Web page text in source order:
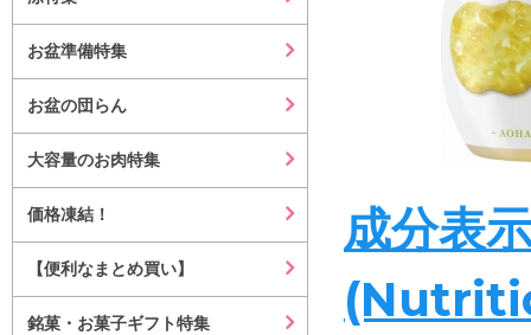
お盆準備特集
お盆の団らん
大容量のお肉特集
価格凍結！
【便利なまとめ買い】
銘菓・お菓子ギフト特集
成分表